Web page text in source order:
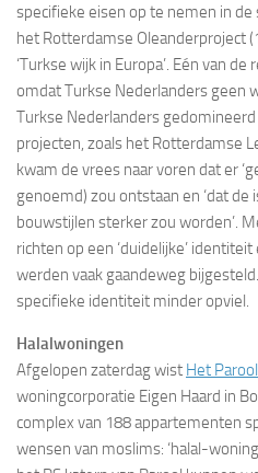
specifieke eisen op te nemen in de
het Rotterdamse Oleanderproject
‘Turkse wijk in Europa’. Eén van
omdat Turkse Nederlanders geen
Turkse Nederlanders
projecten, zoals het Rotterdamse
kwam de vrees naar voren dat er
genoemd) zou ontstaan en ‘dat de
bouwstijlen sterker zou worden’.
richten op een ‘duidelijke’
werden vaak gaandeweg
specifieke identiteit minder opviel.
Halalwoningen
Afgelopen zaterdag wist Het Parool
woningcorporatie Eigen Haard in
complex van 188 appartementen
wensen van moslims: ‘halal-